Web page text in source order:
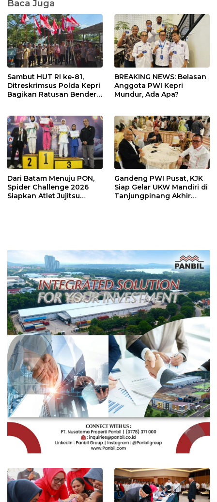
Baca Juga
Sambut HUT RI ke-81,
Ditreskrimsus Polda Kepri
Bagikan Ratusan Bendera
BREAKING NEWS: Belasan
Anggota PWI Kepri
Mundur, Ada Apa?
Dari Batam Menuju PON,
Spider Challenge 2026
Siapkan Atlet Jujitsu
Gandeng PWI Pusat, KJK
Siap Gelar UKW Mandiri di
Tanjungpinang Akhir